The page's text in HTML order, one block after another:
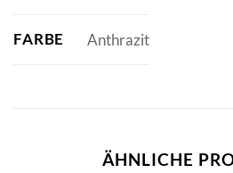
FARBE Anthrazit
ÄHNLICHE